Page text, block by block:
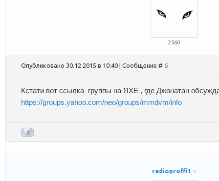
2560
Опубликовано 30.12.2015 в 10:40 | Сообщение #6
Кстати вот ссылка группы на ЯХЕ , где Джонатан
https://groups.yahoo.com/neo/groups/mmdvm/info
radioproffi1